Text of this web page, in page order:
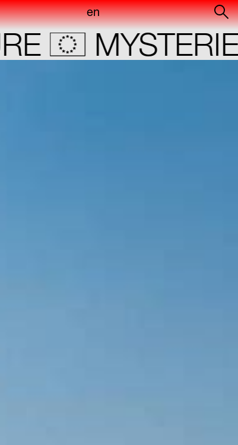
en
MYSTERIESof